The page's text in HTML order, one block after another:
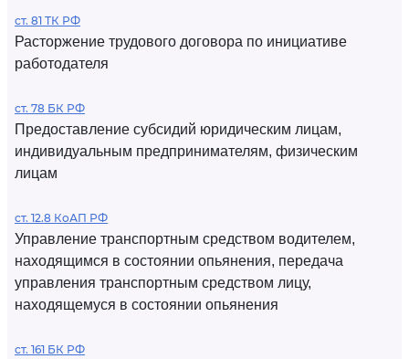
ст. 81 ТК РФ
Расторжение трудового договора по инициативе
работодателя
ст. 78 БК РФ
Предоставление субсидий юридическим лицам,
индивидуальным предпринимателям, физическим
лицам
ст. 12.8 КоАП РФ
Управление транспортным средством водителем,
находящимся в состоянии опьянения, передача
управления транспортным средством лицу,
находящемуся в состоянии опьянения
ст. 161 БК РФ